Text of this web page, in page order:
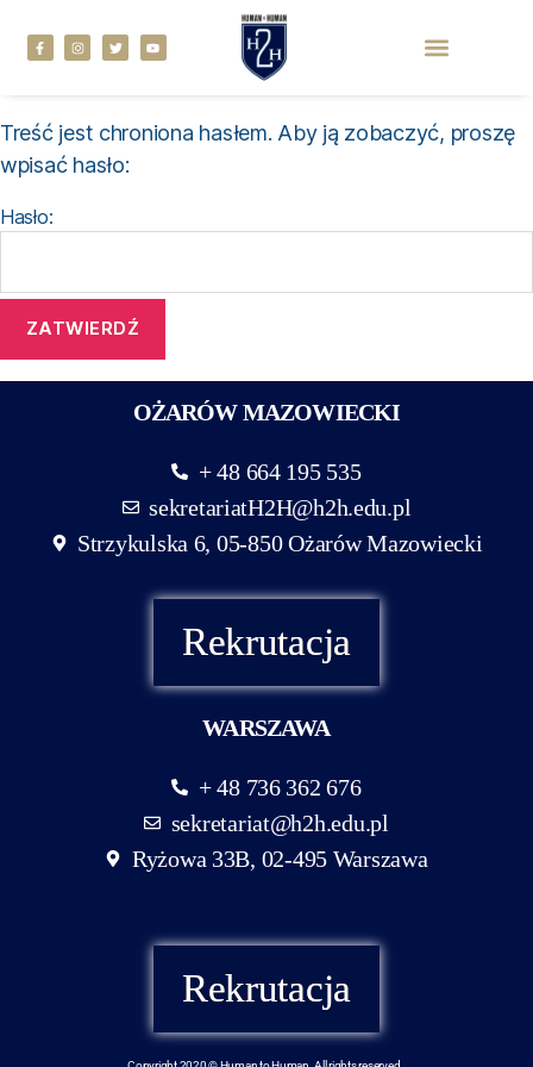
Treść jest chroniona hasłem. Aby ją zobaczyć, proszę
wpisać hasło:
Hasło:
OŻARÓW MAZOWIECKI
+ 48 664 195 535
sekretariatH2H@h2h.edu.pl
Strzykulska 6, 05-850 Ożarów Mazowiecki
Rekrutacja
WARSZAWA
+ 48 736 362 676
sekretariat@h2h.edu.pl
Ryżowa 33B, 02-495 Warszawa
Rekrutacja